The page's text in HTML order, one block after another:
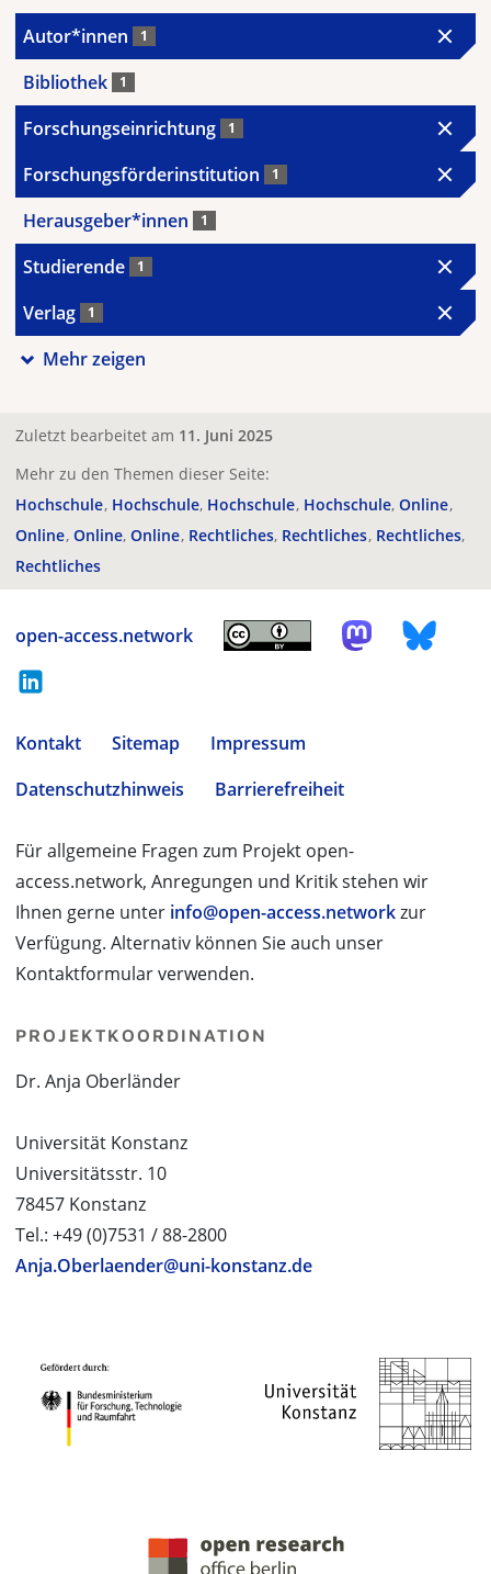
Autor*innen 1
Bibliothek 1
Forschungseinrichtung 1
Forschungsförderinstitution 1
Herausgeber*innen 1
Studierende 1
Verlag 1
Mehr zeigen
Zuletzt bearbeitet am 11. Juni 2025
Mehr zu den Themen dieser Seite:
Hochschule Hochschule Hochschule Hochschule Online
Online Online Online Rechtliches Rechtliches Rechtliches
Rechtliches
open-access.network
Kontakt Sitemap
Impressum
Datenschutzhinweis
Barrierefreiheit
Für allgemeine Fragen zum Projekt open-
access.network, Anregungen und Kritik stehen wir
Ihnen gerne unter info@open-access.networkzur
Verfügung. Alternativ können Sie auch unser
Kontaktformular verwenden.
PROJEKTKOORDINATION
Dr. Anja Oberländer
Universität Konstanz
Universitätsstr. 10
78457 Konstanz
Tel.: +49 (0)7531 / 88-2800
Anja.Oberlaender@uni-konstanz.de